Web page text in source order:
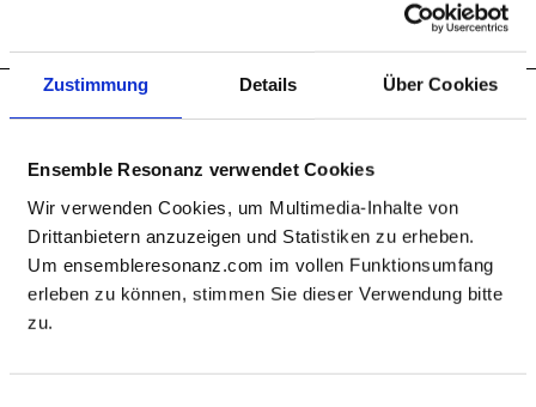
Zustimmung Details Über Cookies
Ensemble Resonanz verwendet Cookies
Wir verwenden Cookies, um Multimedia-Inhalte von
Drittanbietern anzuzeigen und Statistiken zu erheben.
Um ensembleresonanz.com im vollen Funktionsumfang
erleben zu können, stimmen Sie dieser Verwendung bitte
zu.
Fri, 11.09.
4:00 PM
resonanzraum St. Pauli
Eintritt frei, Anmeldung über Ticketlink
Tickets
All upcoming events